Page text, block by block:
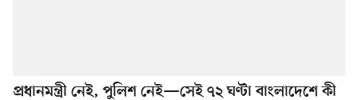
প্রধানমন্ত্রী নেই, পুলিশ নেই—সেই ৭২ ঘণ্টা বাংলাদেশে কী